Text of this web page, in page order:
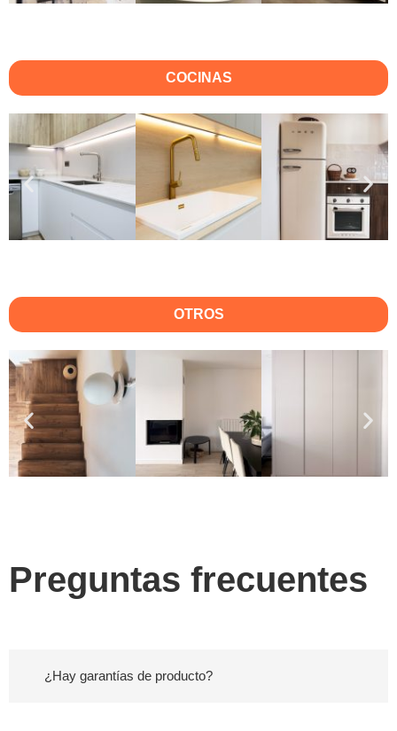
COCINAS
OTROS
Preguntas frecuentes
¿Hay garantías de producto?